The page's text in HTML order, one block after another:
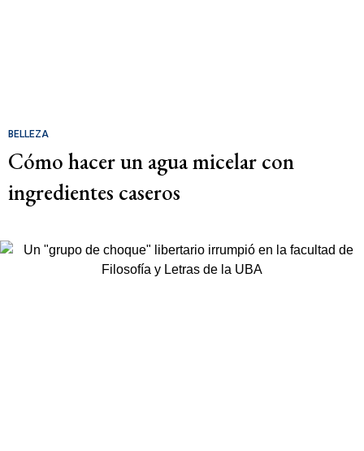
BELLEZA
Cómo hacer un agua micelar con
ingredientes caseros